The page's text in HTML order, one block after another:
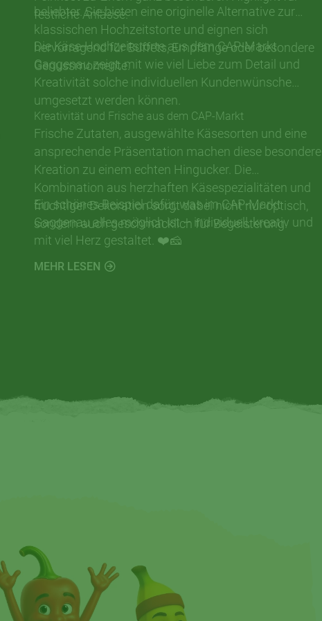
festliche Anlässe.
beliebter. Sie bieten eine originelle Alternative zur
klassischen Hochzeitstorte und eignen sich
hervorragend für Buffets, Empfänge oder besondere
Genussmomente.
Die Käse-Hochzeitstorte aus dem CAP-Markt
Gaggenau zeigt, mit wie viel Liebe zum Detail und
Kreativität solche individuellen Kundenwünsche
umgesetzt werden können.
Kreativität und Frische aus dem CAP-Markt
Frische Zutaten, ausgewählte Käsesorten und eine
ansprechende Präsentation machen diese besondere
Kreation zu einem echten Hingucker. Die
Kombination aus herzhaften Käsespezialitäten und
fruchtiger Dekoration sorgt dabei nicht nur optisch,
sondern auch geschmacklich für Begeisterung.
Ein schönes Beispiel dafür, was im CAP-Markt
Gaggenau alles möglich ist – individuell, kreativ und
mit viel Herz gestaltet. ❤️🧀
MEHR LESEN